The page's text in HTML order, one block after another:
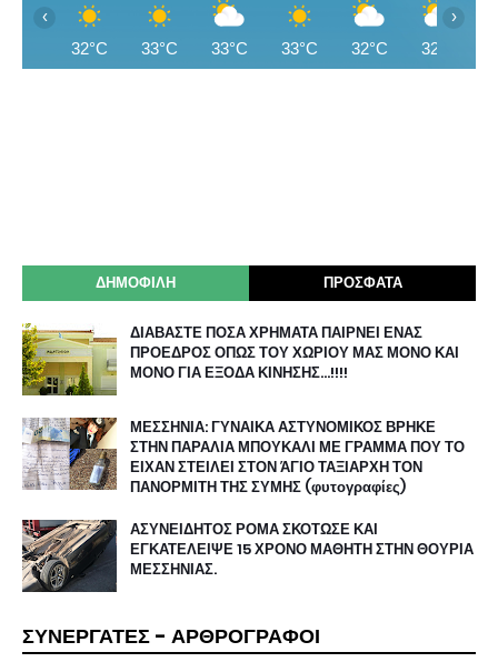
32°C 33°C 33°C 33°C 32°C 32°C
‹ ›
ΔΗΜΟΦΙΛΗ ΠΡΟΣΦΑΤΑ
ΔΙΑΒΑΣΤΕ ΠΟΣΑ ΧΡΗΜΑΤΑ ΠΑΙΡΝΕΙ ΕΝΑΣ
ΠΡΟΕΔΡΟΣ ΟΠΩΣ ΤΟΥ ΧΩΡΙΟΥ ΜΑΣ ΜΟΝΟ ΚΑΙ
ΜΟΝΟ ΓΙΑ ΕΞΟΔΑ ΚΙΝΗΣΗΣ…!!!!
ΜΕΣΣΗΝΙΑ: ΓΥΝΑΙΚΑ ΑΣΤΥΝΟΜΙΚΟΣ ΒΡΗΚΕ
ΣΤΗΝ ΠΑΡΑΛΙΑ ΜΠΟΥΚΑΛΙ ΜΕ ΓΡΑΜΜΑ ΠΟΥ ΤΟ
ΕΙΧΑΝ ΣΤΕΙΛΕΙ ΣΤΟΝ ΆΓΙΟ ΤΑΞΙΑΡΧΗ ΤΟΝ
ΠΑΝΟΡΜΙΤΗ ΤΗΣ ΣΥΜΗΣ (φυτογραφίες)
ΑΣΥΝΕΙΔΗΤΟΣ ΡΟΜΑ ΣΚΟΤΩΣΕ ΚΑΙ
ΕΓΚΑΤΕΛΕΙΨΕ 15 ΧΡΟΝΟ ΜΑΘΗΤΗ ΣΤΗΝ ΘΟΥΡΙΑ
ΜΕΣΣΗΝΙΑΣ.
ΣΥΝΕΡΓΑΤΕΣ - ΑΡΘΡΟΓΡΑΦΟΙ